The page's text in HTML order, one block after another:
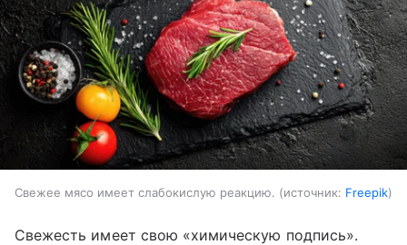
Свежее мясо имеет слабокислую реакцию. источник: Freepik
Свежесть имеет свою «химическую подпись».